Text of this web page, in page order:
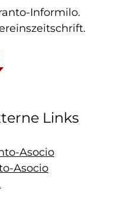
Informilo.
Links
Asocio
Asocio